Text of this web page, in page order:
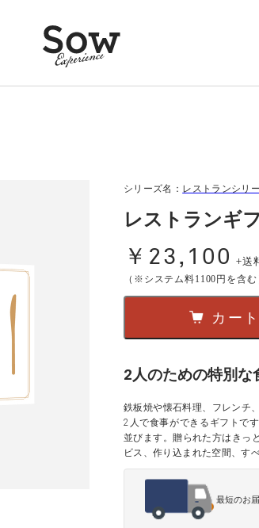
シリーズ名： レストランシリ
レストランギフ
￥23,100 +送
（※システム料1100円を含む
カー
2人のための特別な
鉄板焼や懐石料理、フレンチ
2人で食事ができるギフトで
並びます。贈られた方はきっ
ビス、作り込まれた空間、す
最短のお